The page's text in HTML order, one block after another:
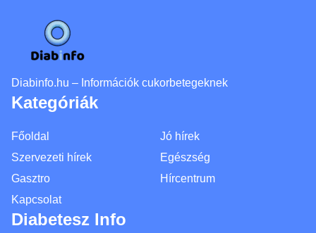
Diabinfo.hu – Információk cukorbetegeknek
Kategóriák
Főoldal
Jó hírek
Szervezeti hírek
Egészség
Gasztro
Hírcentrum
Kapcsolat
Diabetesz Info